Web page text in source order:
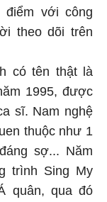
điểm với công
theo dõi trên
có tên thật là
1995, được
sĩ. Nam nghệ
thuộc như 1
sợ... Năm
trình Sing My
quân, qua đó